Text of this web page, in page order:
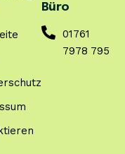
Büro
01761
7978 795